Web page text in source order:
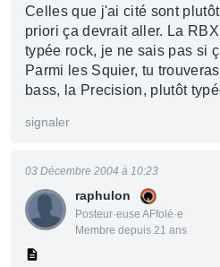
Celles que j'ai cité sont
priori ça devrait aller. La
typée rock, je ne sais pas si
Parmi les Squier, tu
bass, la Precision, plutôt
signaler
raphulon
Posteur·euse AFfolé·e
Membre depuis 21 ans
03 Décembre 2004 à 10:23